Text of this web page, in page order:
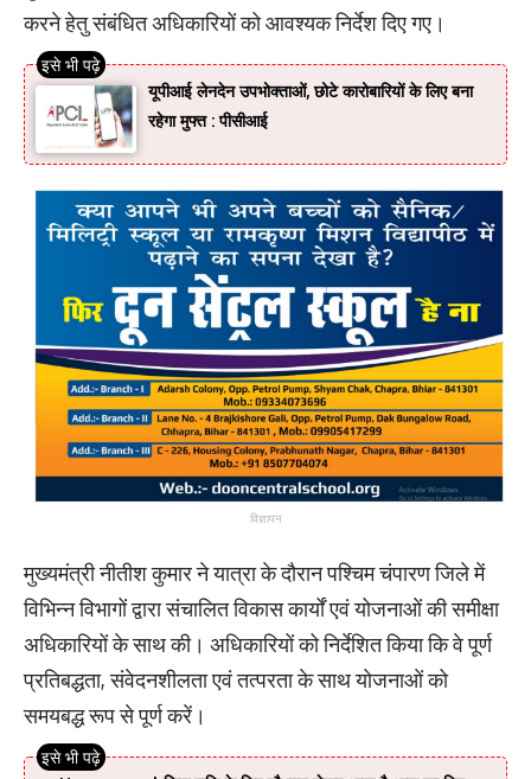
करने हेतु संबंधित अधिकारियों को आवश्यक निर्देश दिए गए।
यूपीआई लेनदेन उपभोक्ताओं, छोटे कारोबारियों के लिए बना
रहेगा मुफ्त : पीसीआई
विज्ञापन
मुख्यमंत्री नीतीश कुमार ने यात्रा के दौरान पश्चिम चंपारण जिले में
विभिन्न विभागों द्वारा संचालित विकास कार्यों एवं योजनाओं की समीक्षा
अधिकारियों के साथ की। अधिकारियों को निर्देशित किया कि वे पूर्ण
प्रतिबद्धता, संवेदनशीलता एवं तत्परता के साथ योजनाओं को
समयबद्ध रूप से पूर्ण करें।